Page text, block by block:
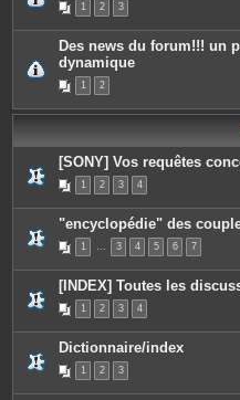
1 2 3
Des news du forum!!! un
dynamique
1 2
[SONY] Vos requêtes
1 2 3 4
"encyclopédie" des
1 … 3 4 5 6 7
[INDEX] Toutes les
1 2 3 4
Dictionnaire/index
1 2 3